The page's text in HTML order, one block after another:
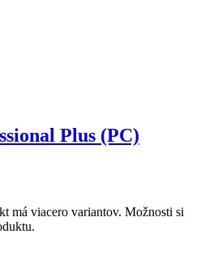
Plus (PC)
má viacero variantov. Možnosti si